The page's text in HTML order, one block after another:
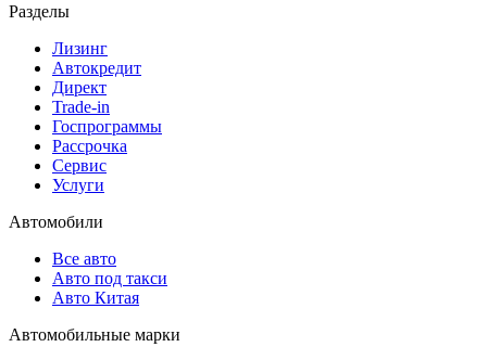
Разделы
Лизинг
Автокредит
Директ
Trade-in
Госпрограммы
Рассрочка
Сервис
Услуги
Автомобили
Все авто
Авто под такси
Авто Китая
Автомобильные марки